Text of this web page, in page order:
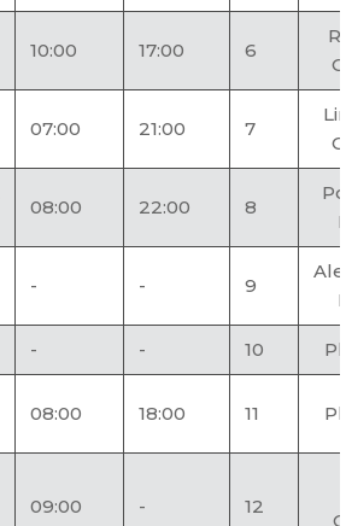
10:00 17:00 6
07:00 21:00 7
08:00 22:00 8
- - 9
- - 10
08:00 18:00 11
09:00 - 12